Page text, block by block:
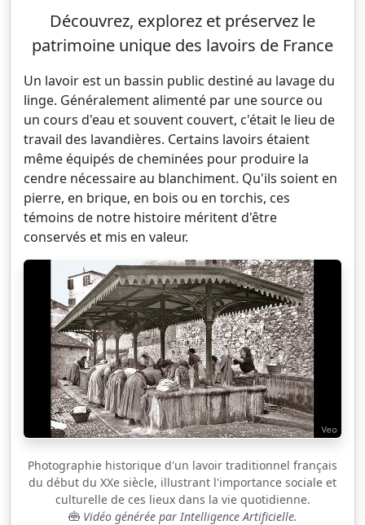
Découvrez, explorez et préservez le
patrimoine unique des lavoirs de France
Un lavoir est un bassin public destiné au lavage du
linge. Généralement alimenté par une source ou
un cours d'eau et souvent couvert, c'était le lieu de
travail des lavandières. Certains lavoirs étaient
même équipés de cheminées pour produire la
cendre nécessaire au blanchiment. Qu'ils soient en
pierre, en brique, en bois ou en torchis, ces
témoins de notre histoire méritent d'être
conservés et mis en valeur.
Photographie historique d'un lavoir traditionnel français
du début du XXe siècle, illustrant l'importance sociale et
culturelle de ces lieux dans la vie quotidienne.
Vidéo générée par Intelligence Artificielle.